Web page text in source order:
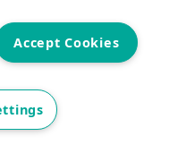
Accept Cookies